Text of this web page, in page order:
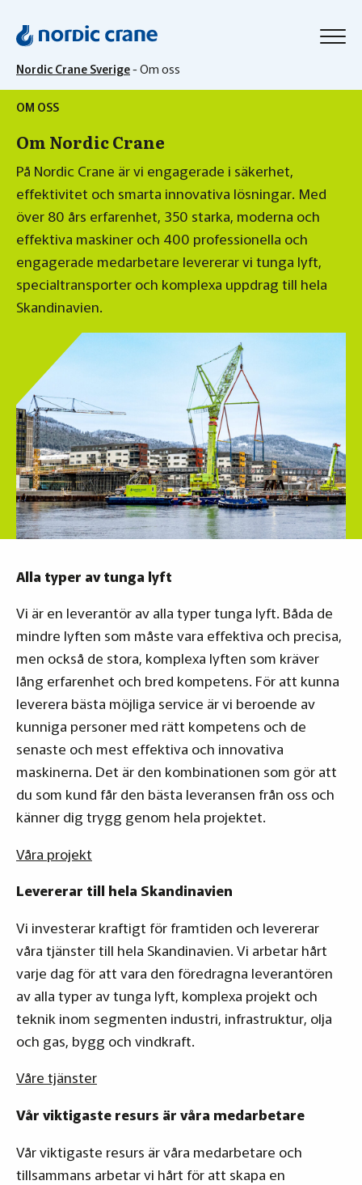
Nordic Crane Sverige-Om oss
OM OSS
Om Nordic Crane
På Nordic Crane är vi engagerade i säkerhet,
effektivitet och smarta innovativa lösningar. Med
över 80 års erfarenhet, 350 starka, moderna och
effektiva maskiner och 400 professionella och
engagerade medarbetare levererar vi tunga lyft,
specialtransporter och komplexa uppdrag till hela
Skandinavien.
Alla typer av tunga lyft
Vi är en leverantör av alla typer tunga lyft. Båda de
mindre lyften som måste vara effektiva och precisa,
men också de stora, komplexa lyften som kräver
lång erfarenhet och bred kompetens. För att kunna
leverera bästa möjliga service är vi beroende av
kunniga personer med rätt kompetens och de
senaste och mest effektiva och innovativa
maskinerna. Det är den kombinationen som gör att
du som kund får den bästa leveransen från oss och
känner dig trygg genom hela projektet.
Våra projekt
Levererar till hela Skandinavien
Vi investerar kraftigt för framtiden och levererar
våra tjänster till hela Skandinavien. Vi arbetar hårt
varje dag för att vara den föredragna leverantören
av alla typer av tunga lyft, komplexa projekt och
teknik inom segmenten industri, infrastruktur, olja
och gas, bygg och vindkraft.
Våre tjänster
Vår viktigaste resurs är våra medarbetare
Vår viktigaste resurs är våra medarbetare och
tillsammans arbetar vi hårt för att skapa en